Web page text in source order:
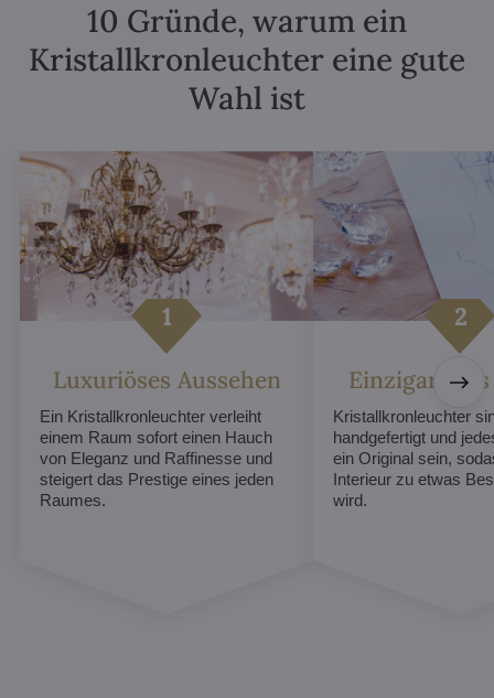
10 Gründe, warum ein
Kristallkronleuchter eine gute
Wahl ist
Luxuriöses Aussehen
Ein Kristallkronleuchter verleiht
einem Raum sofort einen Hauch
von Eleganz und Raffinesse und
steigert das Prestige eines jeden
Raumes.
Kristallkronleuchter
handgefertigt und
ein Original sein,
Interieur zu etwas
wird.